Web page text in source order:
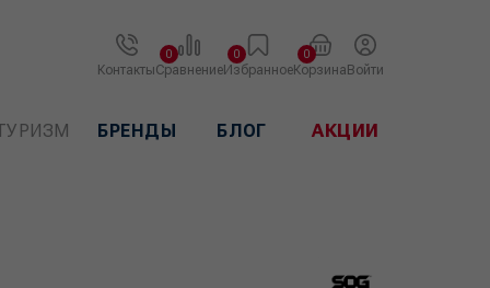
КонтактыСравнение
0
Избранное
0
Корзина
0
Войти
БРЕНДЫ БЛОГ АКЦИИ